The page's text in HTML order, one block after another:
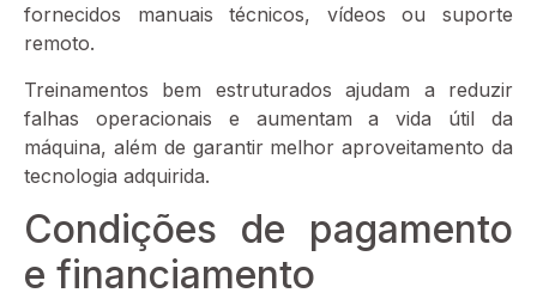
fornecidos manuais técnicos, vídeos ou suporte
remoto.
Treinamentos bem estruturados ajudam a reduzir
falhas operacionais e aumentam a vida útil da
máquina, além de garantir melhor aproveitamento da
tecnologia adquirida.
Condições de pagamento
e financiamento